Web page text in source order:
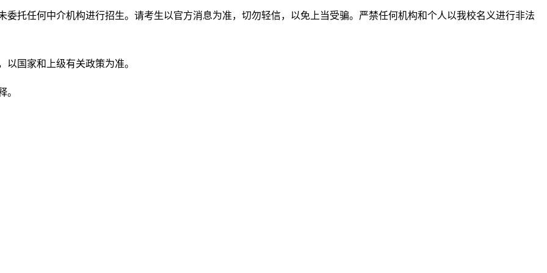
托任何中介机构进行招生。请考生以官方消息为准，切勿轻信，以免上当受骗。严禁任何机构和个人以我校名义进行非法
国家和上级有关政策为准。
。